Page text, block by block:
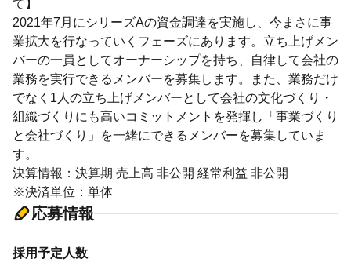
て】
2021年7月にシリーズAの資金調達を実施し、今まさに事
業拡大を行なっていくフェーズにあります。立ち上げメン
バーの一員としてオーナーシップを持ち、自律して会社の
業務を実行できるメンバーを募集します。また、業務だけ
でなく1人の立ち上げメンバーとして会社の文化づくり・
組織づくりにも高いコミットメントを発揮し「事業づくり
と会社づくり」を一緒にできるメンバーを募集していま
す。
決算情報：決算期 売上高 非公開 経常利益 非公開
※決済単位：単体
応募情報
採用予定人数